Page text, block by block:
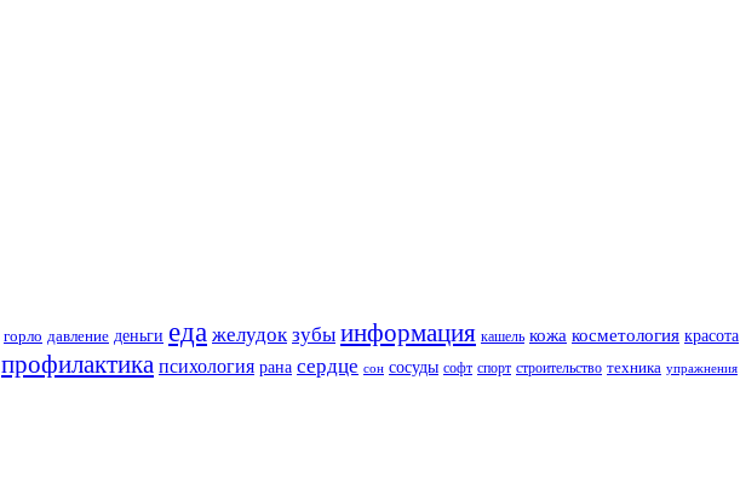
горло давление деньги еда желудок зубы информация кашель кожа косметология красота
профилактика психология рана сердце сон сосуды софт спорт строительство техника упражнения